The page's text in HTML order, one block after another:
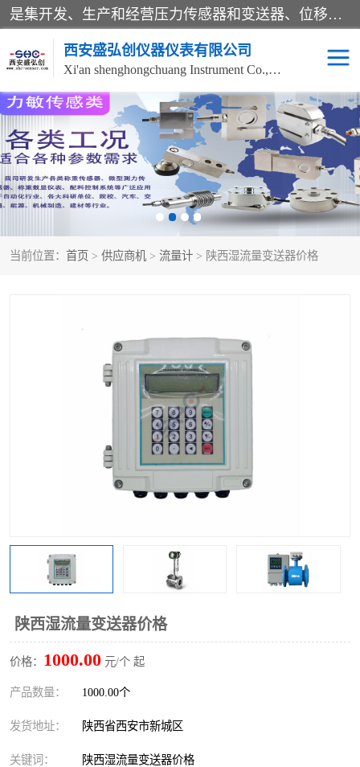
是集开发、生产和经营压力传感器和变送器、位移传感器和变送器、流量传感器和变送器、称重传感器和变送器、测力传感器和变送器、温湿度传感器和变送器、扭矩传感器、智能数显控制仪表等产品的化高新技术企业。
西安盛弘创仪器仪表有限公司
Xi'an shenghongchuang Instrument Co., Ltd
当前位置： 首页 > 供应商机 > 流量计 > 陕西湿流量变送器价格
陕西湿流量变送器价格
价格： 1000.00 元/个 起
产品数量： 1000.00个
发货地址： 陕西省西安市新城区
关键词： 陕西湿流量变送器价格
称重传感器 超声波流量计
压力变送器 通用型压力变送器
流量计
位移传感器 差压变送器